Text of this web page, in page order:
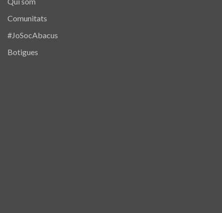
Comunitats
#JoSocAbacus
Botigues